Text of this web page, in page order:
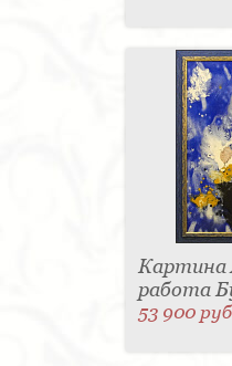
Картина
работа
53 900